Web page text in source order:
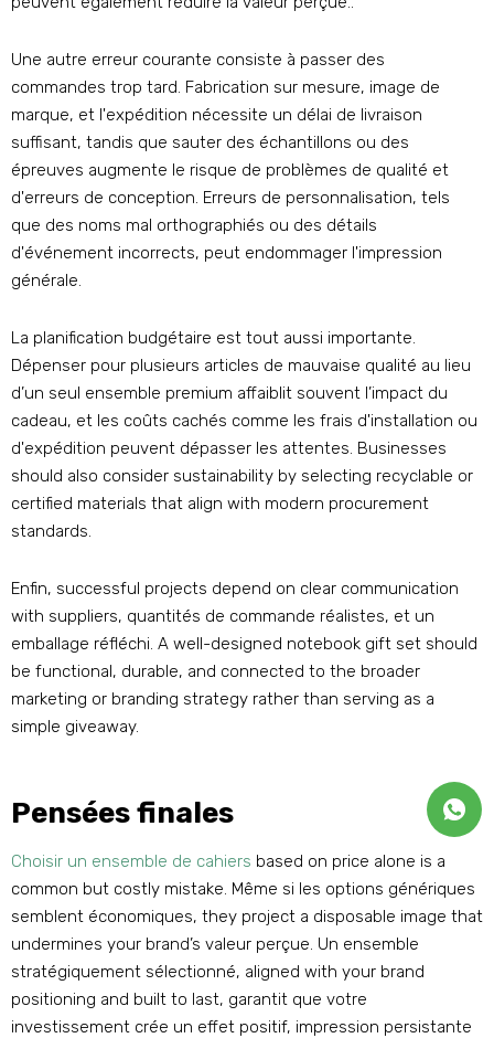
Une autre erreur courante consiste à passer des
commandes trop tard. Fabrication sur mesure, image de
marque, et l'expédition nécessite un délai de livraison
suffisant, tandis que sauter des échantillons ou des
épreuves augmente le risque de problèmes de qualité et
d'erreurs de conception. Erreurs de personnalisation, tels
que des noms mal orthographiés ou des détails
d'événement incorrects, peut endommager l'impression
générale.
La planification budgétaire est tout aussi importante.
Dépenser pour plusieurs articles de mauvaise qualité au lieu
d’un seul ensemble premium affaiblit souvent l’impact du
cadeau, et les coûts cachés comme les frais d'installation ou
d'expédition peuvent dépasser les attentes. Businesses
should also consider sustainability by selecting recyclable or
certified materials that align with modern procurement
standards.
Enfin, successful projects depend on clear communication
with suppliers, quantités de commande réalistes, et un
emballage réfléchi. A well-designed notebook gift set should
be functional, durable, and connected to the broader
marketing or branding strategy rather than serving as a
simple giveaway.
Pensées finales
Choisir un ensemble de cahiers based on price alone is a
common but costly mistake. Même si les options génériques
semblent économiques, they project a disposable image that
undermines your brand’s valeur perçue. Un ensemble
stratégiquement sélectionné, aligned with your brand
positioning and built to last, garantit que votre
investissement crée un effet positif, impression persistante